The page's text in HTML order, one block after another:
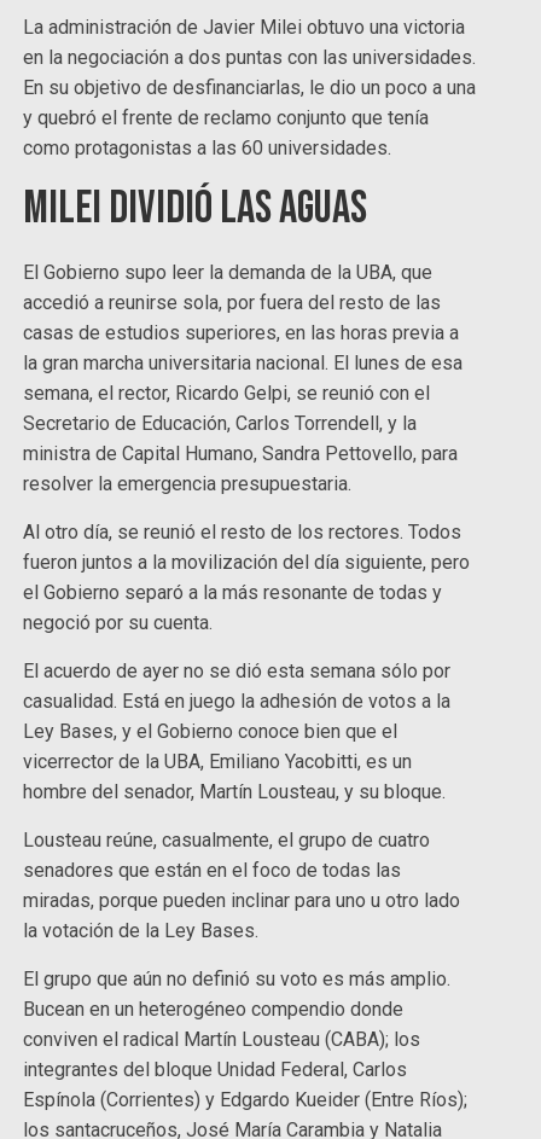
La administración de Javier Milei obtuvo una victoria
en la negociación a dos puntas con las universidades.
En su objetivo de desfinanciarlas, le dio un poco a una
y quebró el frente de reclamo conjunto que tenía
como protagonistas a las 60 universidades.
Milei dividió las aguas
El Gobierno supo leer la demanda de la UBA, que
accedió a reunirse sola, por fuera del resto de las
casas de estudios superiores, en las horas previa a
la gran marcha universitaria nacional. El lunes de esa
semana, el rector, Ricardo Gelpi, se reunió con el
Secretario de Educación, Carlos Torrendell, y la
ministra de Capital Humano, Sandra Pettovello, para
resolver la emergencia presupuestaria.
Al otro día, se reunió el resto de los rectores. Todos
fueron juntos a la movilización del día siguiente, pero
el Gobierno separó a la más resonante de todas y
negoció por su cuenta.
El acuerdo de ayer no se dió esta semana sólo por
casualidad. Está en juego la adhesión de votos a la
Ley Bases, y el Gobierno conoce bien que el
vicerrector de la UBA, Emiliano Yacobitti, es un
hombre del senador, Martín Lousteau, y su bloque.
Lousteau reúne, casualmente, el grupo de cuatro
senadores que están en el foco de todas las
miradas, porque pueden inclinar para uno u otro lado
la votación de la Ley Bases.
El grupo que aún no definió su voto es más amplio.
Bucean en un heterogéneo compendio donde
conviven el radical Martín Lousteau (CABA); los
integrantes del bloque Unidad Federal, Carlos
Espínola (Corrientes) y Edgardo Kueider (Entre Ríos);
los santacruceños, José María Carambia y Natalia